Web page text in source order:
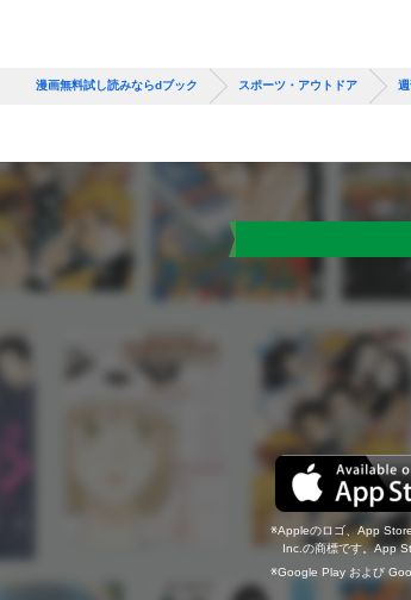
漫画無料試し読みならdブック スポーツ・アウトドア
Appleのロゴ、App
Inc.の商標です。App
Google Play および